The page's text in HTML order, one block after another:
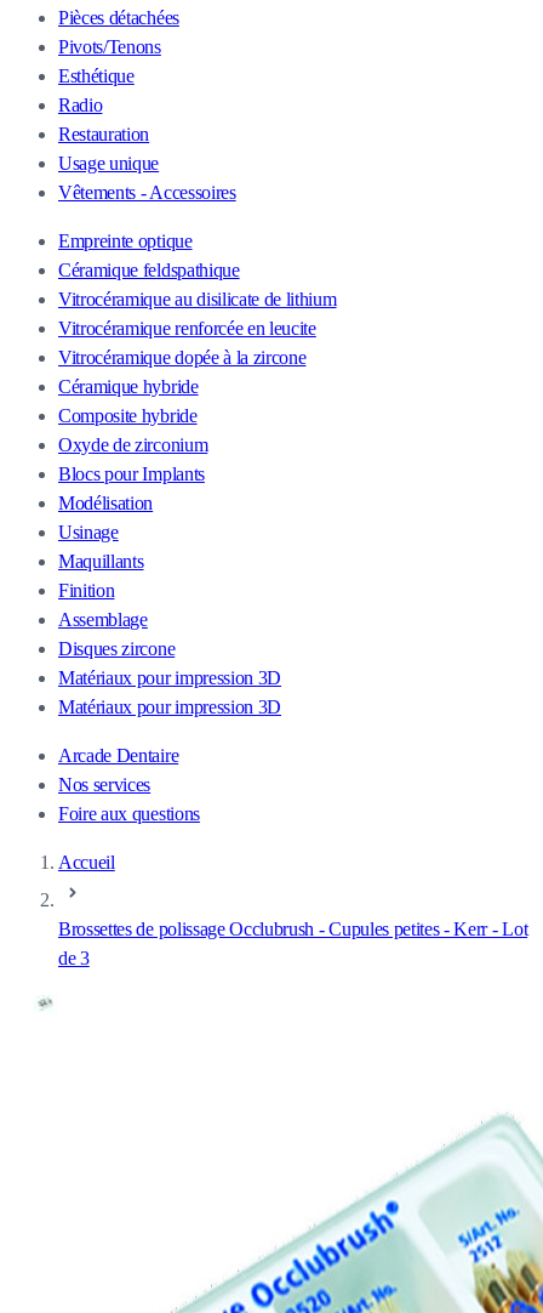
Pièces détachées
Pivots/Tenons
Esthétique
Radio
Restauration
Usage unique
Vêtements - Accessoires
Empreinte optique
Céramique feldspathique
Vitrocéramique au disilicate de lithium
Vitrocéramique renforcée en leucite
Vitrocéramique dopée à la zircone
Céramique hybride
Composite hybride
Oxyde de zirconium
Blocs pour Implants
Modélisation
Usinage
Maquillants
Finition
Assemblage
Disques zircone
Matériaux pour impression 3D
Matériaux pour impression 3D
Arcade Dentaire
Nos services
Foire aux questions
Accueil
Brossettes de polissage Occlubrush - Cupules petites - Kerr - Lot
de 3